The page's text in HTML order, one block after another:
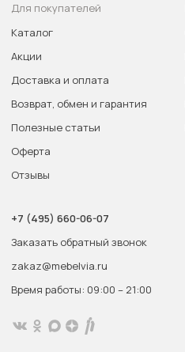
Для покупателей
Каталог
Акции
Доставка и оплата
Возврат, обмен и гарантия
Полезные статьи
Оферта
Отзывы
+7 (495) 660-06-07
Заказать обратный звонок
zakaz@mebelvia.ru
Время работы: 09:00 – 21:00